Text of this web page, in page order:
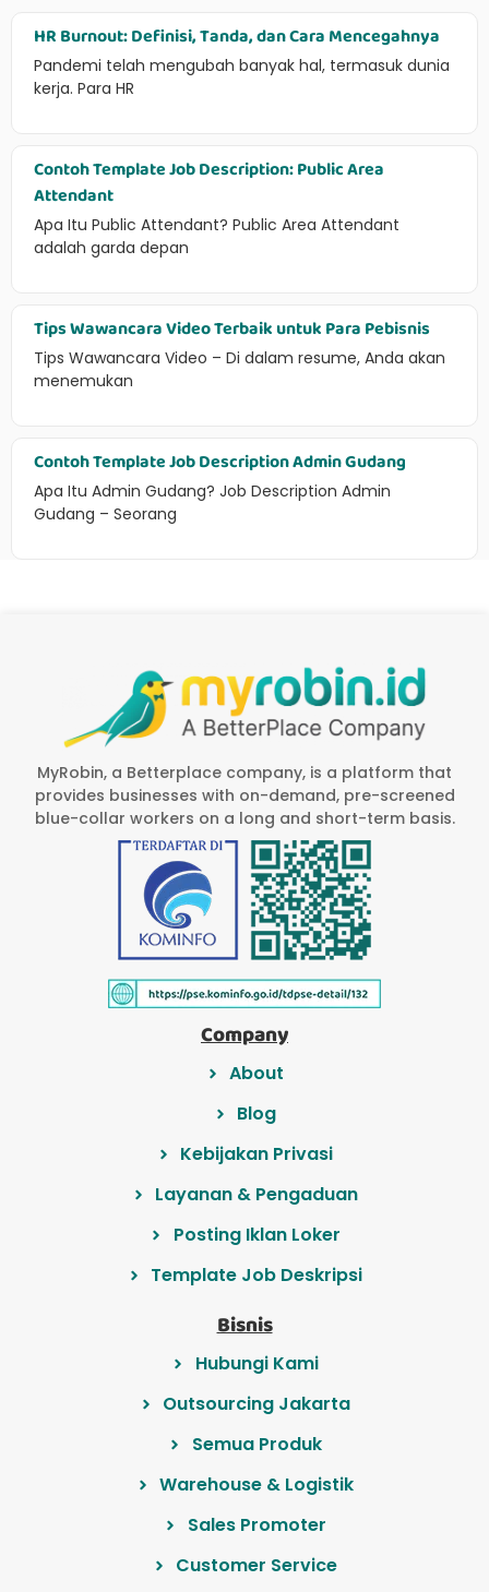
HR Burnout: Definisi, Tanda, dan Cara Mencegahnya
Pandemi telah mengubah banyak hal, termasuk dunia
kerja. Para HR
Contoh Template Job Description: Public Area
Attendant
Apa Itu Public Attendant? Public Area Attendant
adalah garda depan
Tips Wawancara Video Terbaik untuk Para Pebisnis
Tips Wawancara Video – Di dalam resume, Anda akan
menemukan
Contoh Template Job Description Admin Gudang
Apa Itu Admin Gudang? Job Description Admin
Gudang – Seorang
MyRobin, a Betterplace company, is a platform that
provides businesses with on-demand, pre-screened
blue-collar workers on a long and short-term basis.
Company
About
Blog
Kebijakan Privasi
Layanan & Pengaduan
Posting Iklan Loker
Template Job Deskripsi
Bisnis
Hubungi Kami
Outsourcing Jakarta
Semua Produk
Warehouse & Logistik
Sales Promoter
Customer Service